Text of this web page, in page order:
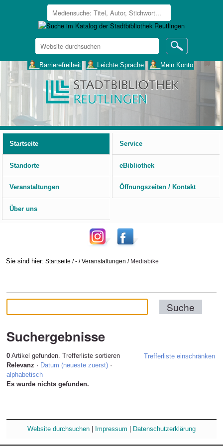
Website
durchsuchen
___Barrierefreiheit ___Leichte Sprache ___Mein Konto
Startseite
Service
Standorte eBibliothek
Veranstaltungen Öffnungszeiten / Kontakt
Über uns
Sie sind hier: Startseite /- /Veranstaltungen / Mediabike
Suchergebnisse
0Artikel gefunden. Trefferliste einschränken
Trefferliste sortieren
Relevanz · Datum (neueste zuerst) ·
alphabetisch
Es wurde nichts gefunden.
Website durchsuchen Impressum Datenschutzerklärung